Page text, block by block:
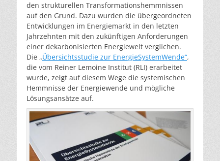
den strukturellen Transformationshemmnissen
auf den Grund. Dazu wurden die übergeordneten
Entwicklungen im Energiemarkt in den letzten
Jahrzehnten mit den zukünftigen Anforderungen
einer dekarbonisierten Energiewelt verglichen.
Die „Übersichtsstudie zur EnergieSystemWende“,
die vom Reiner Lemoine Institut (RLI) erarbeitet
wurde, zeigt auf diesem Wege die systemischen
Hemmnisse der Energiewende und mögliche
Lösungsansätze auf.